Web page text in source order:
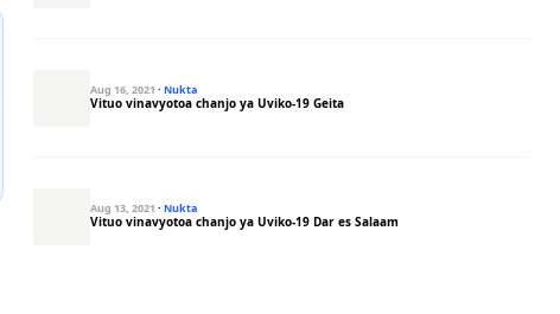
Aug 16, 2021·Nukta
Vituo vinavyotoa chanjo ya Uviko-19 Geita
Aug 13, 2021·Nukta
Vituo vinavyotoa chanjo ya Uviko-19 Dar es Salaam